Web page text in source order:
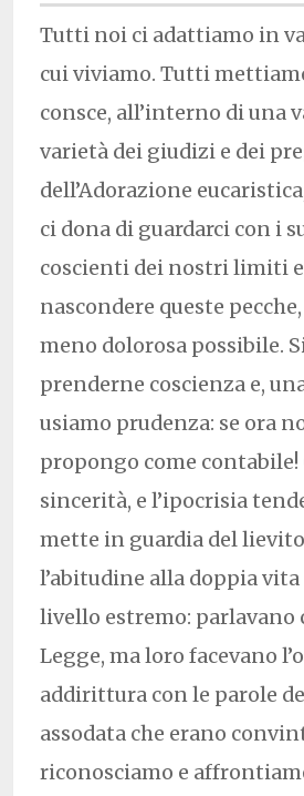
Tutti noi ci adattiamo in
cui viviamo. Tutti
consce, all’interno di una
varietà dei giudizi e dei
dell’Adorazione
ci dona di guardarci con i
coscienti dei nostri limiti e
nascondere queste
meno dolorosa possibile.
prenderne coscienza e,
usiamo prudenza: se ora
propongo come contabile!
sincerità, e l’ipocrisia
mette in guardia del
l’abitudine alla doppia
livello estremo:
Legge, ma loro facevano
addirittura con le parole
assodata che erano
riconosciamo e